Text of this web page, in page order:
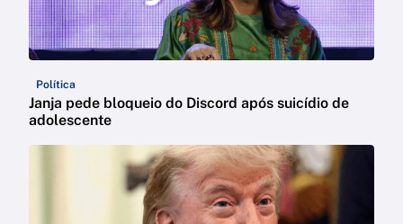
Política
Janja pede bloqueio do Discord após suicídio de
adolescente